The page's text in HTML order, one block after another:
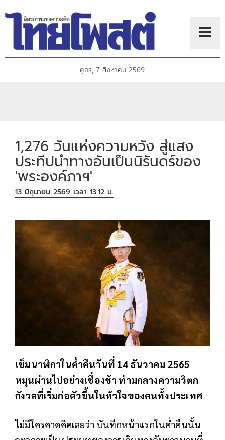
ศุกร์, 7 สิงหาคม 2569
1,276 วันแห่งความหวัง สู่แสง
ประทีปนำทางอันเป็นนิรันดร์ของ
'พระองค์ภาฯ'
13 มิถุนายน 2569 เวลา 13:12 น.
เข็มนาฬิกาในค่ำคืนวันที่ 14 ธันวาคม 2565
หมุนผ่านไปอย่างเชื่องช้า ท่ามกลางความวิตก
กังวลที่เริ่มก่อตัวขึ้นในหัวใจของคนทั้งประเทศ
ไม่มีใครคาดคิดเลยว่า บันทึกหน้าแรกในค่ำคืนนั้น